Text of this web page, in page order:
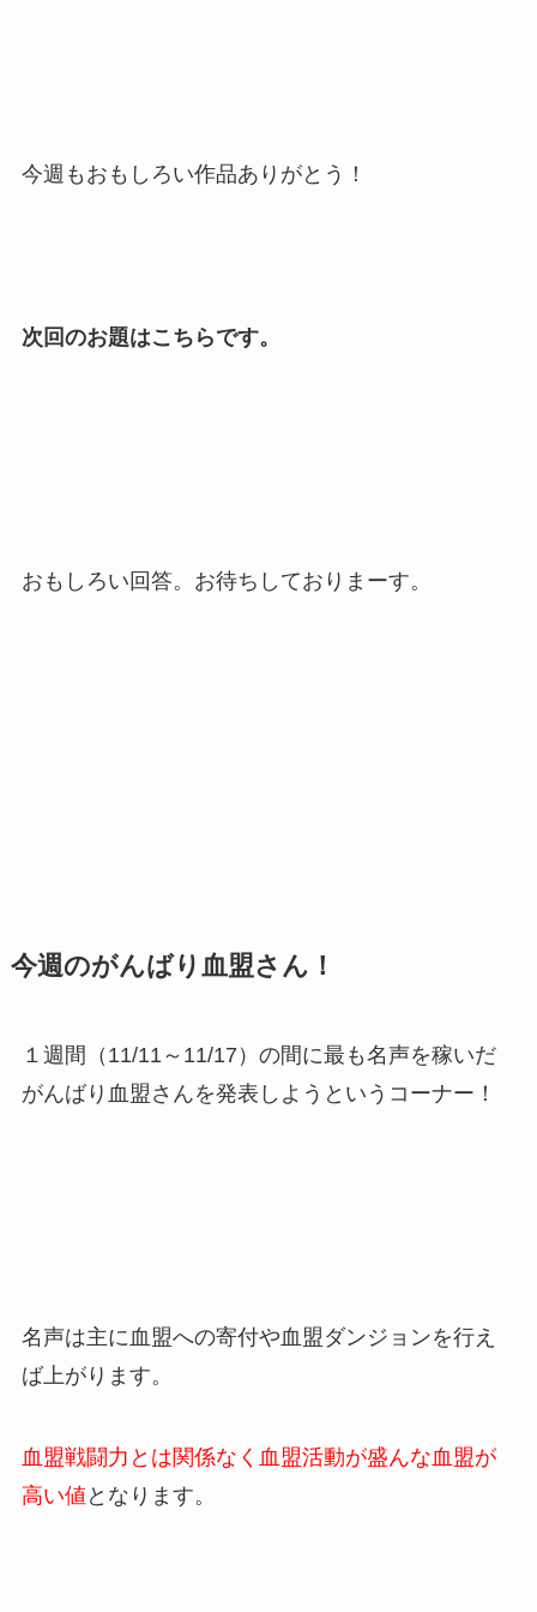
今週もおもしろい作品ありがとう！
次回のお題はこちらです。
おもしろい回答。お待ちしておりまーす。
今週のがんばり血盟さん！
１週間（11/11～11/17）の間に最も名声を稼いだ
がんばり血盟さんを発表しようというコーナー！
名声は主に血盟への寄付や血盟ダンジョンを行え
ば上がります。
血盟戦闘力とは関係なく血盟活動が盛んな血盟が
高い値 となります。